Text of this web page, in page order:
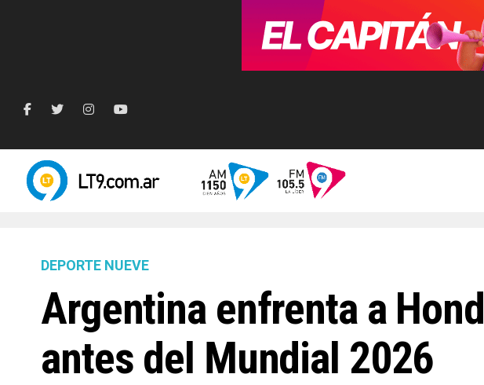
DEPORTE NUEVE
Argentina enfrenta a
antes del Mundial 2026